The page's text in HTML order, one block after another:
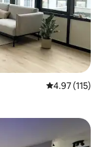
從 115 則評價
4.97 (115)